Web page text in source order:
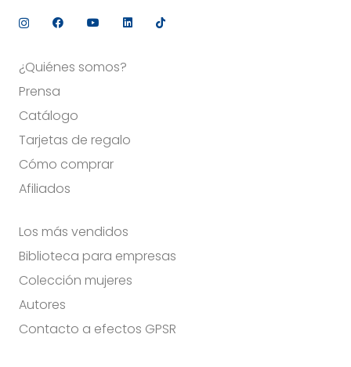
¿Quiénes somos?
Prensa
Catálogo
Tarjetas de regalo
Cómo comprar
Afiliados
Los más vendidos
Biblioteca para empresas
Colección mujeres
Autores
Contacto a efectos GPSR